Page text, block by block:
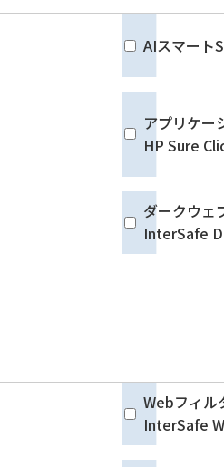
AIスマート
アプリケー
HP Sure
ダークウェ
InterSafe
Webフィル
InterSafe